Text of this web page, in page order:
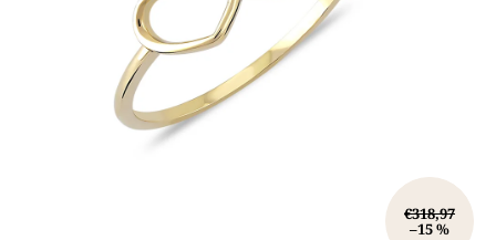
€318,97
–15 %